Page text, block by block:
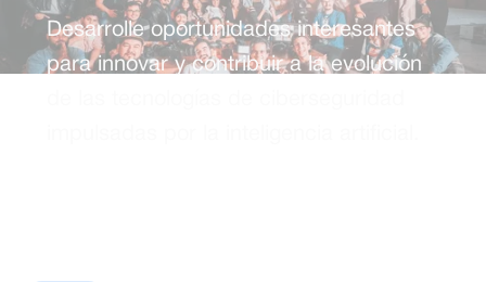
Desarrolle oportunidades interesantes
para innovar y contribuir a la evolución